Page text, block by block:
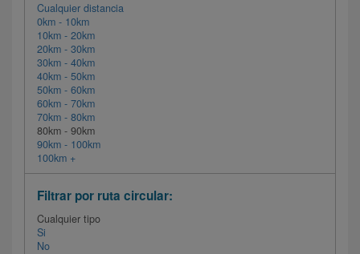
Cualquier distancia
0km - 10km
10km - 20km
20km - 30km
30km - 40km
40km - 50km
50km - 60km
60km - 70km
70km - 80km
80km - 90km
90km - 100km
100km +
Filtrar por ruta circular:
Cualquier tipo
Si
No